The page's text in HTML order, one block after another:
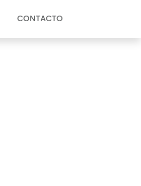
CONTACTO